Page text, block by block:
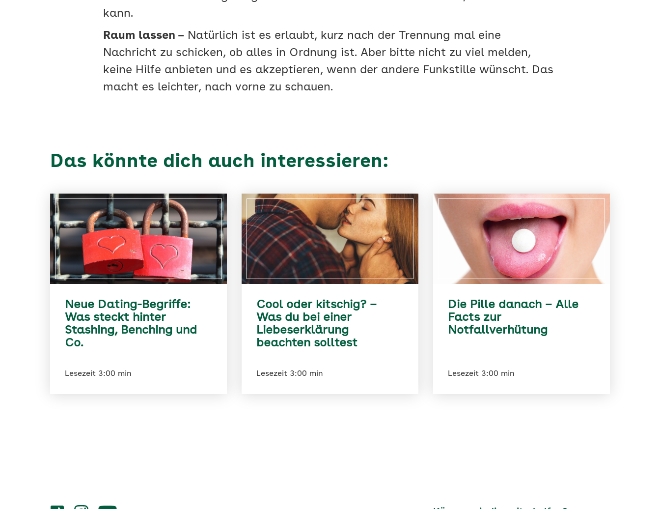
kann.
Raum lassen –Natürlich ist es erlaubt, kurz nach der Trennung mal eine
Nachricht zu schicken, ob alles in Ordnung ist. Aber bitte nicht zu viel melden,
keine Hilfe anbieten und es akzeptieren, wenn der andere Funkstille wünscht. Das
macht es leichter, nach vorne zu schauen.
Das könnte dich auch interessieren:
Neue Dating-Begriffe:
Was steckt hinter
Stashing, Benching und
Co.
Lesezeit 3:00 min
Cool oder kitschig? –
Was du bei einer
Liebeserklärung
beachten solltest
Lesezeit 3:00 min
Die Pille danach – Alle
Facts zur
Notfallverhütung
Lesezeit 3:00 min